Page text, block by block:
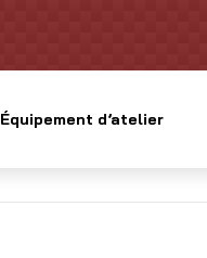
Équipement d’atelier